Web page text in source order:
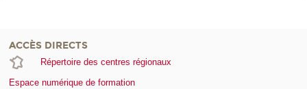
ACCÈS DIRECTS
Répertoire des centres régionaux
Espace numérique de formation